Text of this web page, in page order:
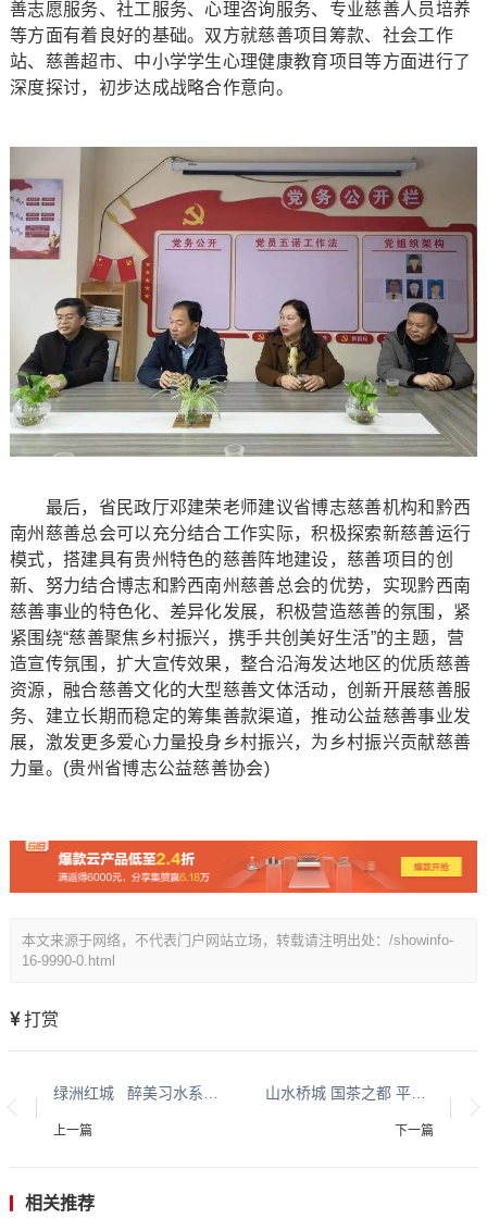
善志愿服务、社工服务、心理咨询服务、专业慈善人员培养
等方面有着良好的基础。双方就慈善项目筹款、社会工作
站、慈善超市、中小学学生心理健康教育项目等方面进行了
深度探讨，初步达成战略合作意向。
最后，省民政厅邓建荣老师建议省博志慈善机构和黔西
南州慈善总会可以充分结合工作实际，积极探索新慈善运行
模式，搭建具有贵州特色的慈善阵地建设，慈善项目的创
新、努力结合博志和黔西南州慈善总会的优势，实现黔西南
慈善事业的特色化、差异化发展，积极营造慈善的氛围，紧
紧围绕“慈善聚焦乡村振兴，携手共创美好生活”的主题，营
造宣传氛围，扩大宣传效果，整合沿海发达地区的优质慈善
资源，融合慈善文化的大型慈善文体活动，创新开展慈善服
务、建立长期而稳定的筹集善款渠道，推动公益慈善事业发
展，激发更多爱心力量投身乡村振兴，为乡村振兴贡献慈善
力量。(贵州省博志公益慈善协会)
本文来源于网络，不代表门户网站立场，转载请注明出处：/showinfo-
16-9990-0.html
打赏
上一篇
山水桥城 国茶之都 平安都匀系列报道之三百三十四
下一篇
相关推荐